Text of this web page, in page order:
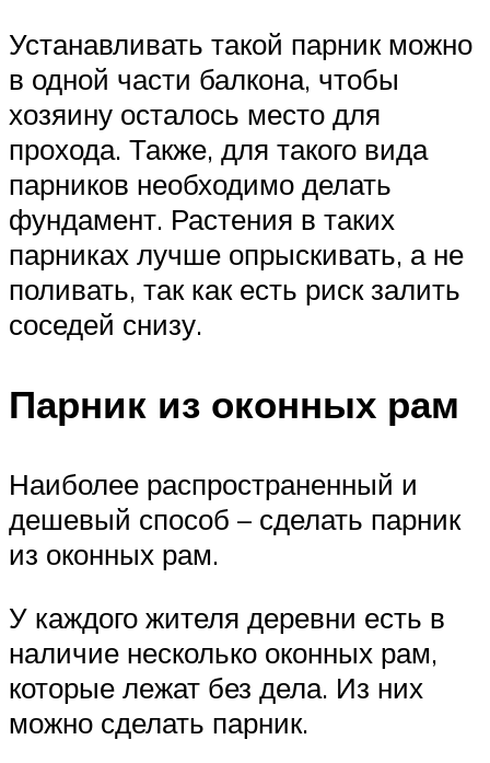
Устанавливать такой парник можно
в одной части балкона, чтобы
хозяину осталось место для
прохода. Также, для такого вида
парников необходимо делать
фундамент. Растения в таких
парниках лучше опрыскивать, а не
поливать, так как есть риск залить
соседей снизу.
Парник из оконных рам
Наиболее распространенный и
дешевый способ – сделать парник
из оконных рам.
У каждого жителя деревни есть в
наличие несколько оконных рам,
которые лежат без дела. Из них
можно сделать парник.